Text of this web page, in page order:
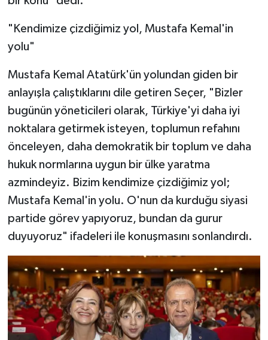
"Kendimize çizdiğimiz yol, Mustafa Kemal'in
yolu"
Mustafa Kemal Atatürk'ün yolundan giden bir
anlayışla çalıştıklarını dile getiren Seçer, "Bizler
bugünün yöneticileri olarak, Türkiye'yi daha iyi
noktalara getirmek isteyen, toplumun refahını
önceleyen, daha demokratik bir toplum ve daha
hukuk normlarına uygun bir ülke yaratma
azmindeyiz. Bizim kendimize çizdiğimiz yol;
Mustafa Kemal'in yolu. O'nun da kurduğu siyasi
partide görev yapıyoruz, bundan da gurur
duyuyoruz" ifadeleri ile konuşmasını sonlandırdı.